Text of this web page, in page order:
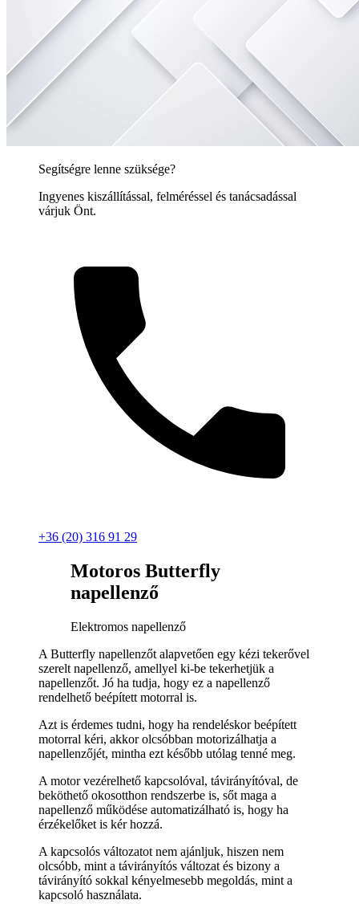
Segítségre lenne szüksége?
Ingyenes kiszállítással, felméréssel és tanácsadással
várjuk Önt.
+36 (20) 316 91 29
Motoros Butterfly
napellenző
Elektromos napellenző
A Butterfly napellenzőt alapvetően egy kézi tekerővel
szerelt napellenző, amellyel ki-be tekerhetjük a
napellenzőt. Jó ha tudja, hogy ez a napellenző
rendelhető beépített motorral is.
Azt is érdemes tudni, hogy ha rendeléskor beépített
motorral kéri, akkor olcsóbban motorizálhatja a
napellenzőjét, mintha ezt később utólag tenné meg.
A motor vezérelhető kapcsolóval, távirányítóval, de
beköthető okosotthon rendszerbe is, sőt maga a
napellenző működése automatizálható is, hogy ha
érzékelőket is kér hozzá.
A kapcsolós változatot nem ajánljuk, hiszen nem
olcsóbb, mint a távirányítós változat és bizony a
távirányító sokkal kényelmesebb megoldás, mint a
kapcsoló használata.